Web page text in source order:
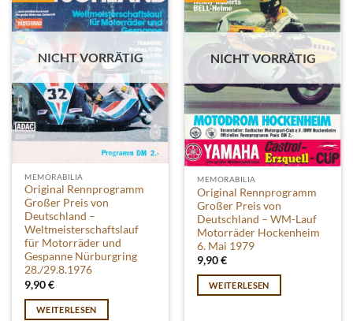
NICHT VORRÄTIG
MEMORABILIA
Original Rennprogramm
Großer Preis von
Deutschland –
Weltmeisterschaftslauf
für Motorräder und
Gespanne Nürburgring
28./29.8.1976
9,90€
WEITERLESEN
NICHT VORRÄTIG
MEMORABILIA
Original Rennprogramm
Großer Preis von
Deutschland – WM-Lauf
Motorräder Hockenheim
6. Mai 1979
9,90€
WEITERLESEN